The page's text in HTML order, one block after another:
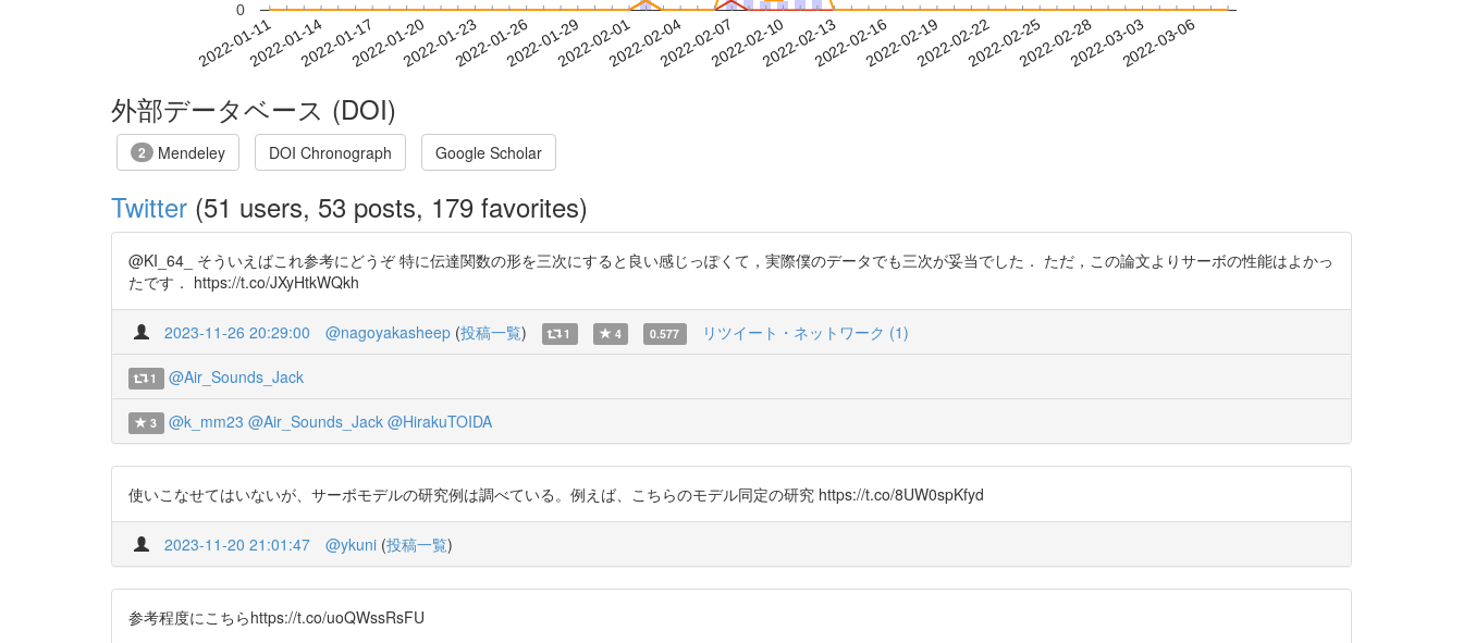
2022-01-112022-01-142022-01-172022-01-202022-01-232022-01-262022-01-292022-02-012022-02-042022-02-072022-02-102022-02-132022-02-162022-02-192022-02-222022-02-252022-02-282022-03-032022-03-06
0
外部データベース (DOI)
2 Mendeley DOI Chronograph Google Scholar
Twitter (51 users, 53 posts, 179 favorites)
@KI_64_ そういえばこれ参考にどうぞ 特に伝達関数の形を三次にすると良い感じっぽくて，実際僕のデータでも三次が妥当でした． ただ，この論文よりサーボの性能はよかっ
たです． https://t.co/JXyHtkWQkh
2023-11-26 20:29:00 @nagoyakasheep (投稿一覧) 1 4 0.577 リツイート・ネットワーク (1)
1 @Air_Sounds_Jack
3 @k_mm23 @Air_Sounds_Jack @HirakuTOIDA
使いこなせてはいないが、サーボモデルの研究例は調べている。例えば、こちらのモデル同定の研究 https://t.co/8UW0spKfyd
2023-11-20 21:01:47 @ykuni (投稿一覧)
参考程度にこちらhttps://t.co/uoQWssRsFU